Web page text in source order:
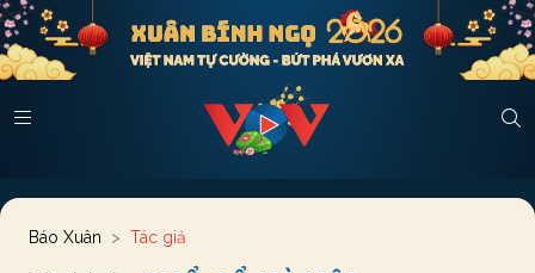
Báo Xuân Tác giả